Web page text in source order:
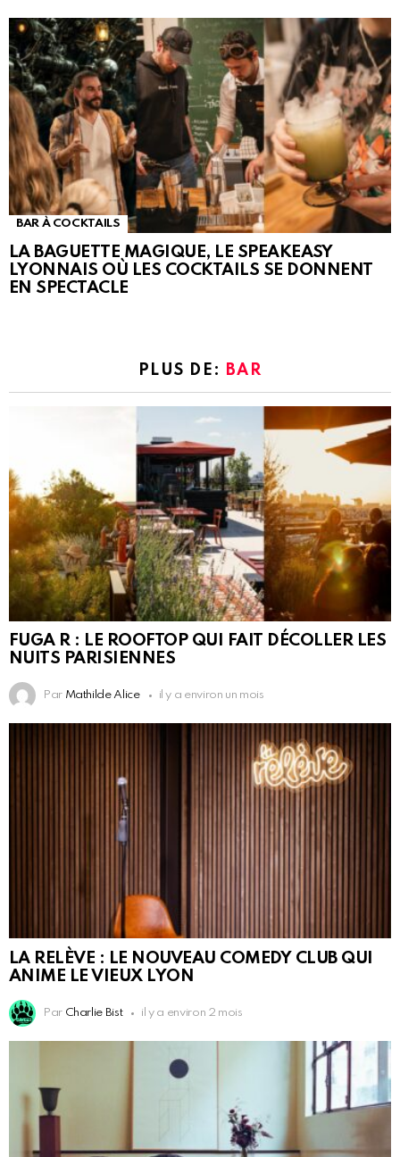
BAR À COCKTAILS
LA BAGUETTE MAGIQUE, LE SPEAKEASY
LYONNAIS OÙ LES COCKTAILS SE DONNENT
EN SPECTACLE
PLUS DE: BAR
FUGA R : LE ROOFTOP QUI FAIT DÉCOLLER LES
NUITS PARISIENNES
Par Mathilde Alice il y a environ un mois
LA RELÈVE : LE NOUVEAU COMEDY CLUB QUI
ANIME LE VIEUX LYON
Par Charlie Bist il y a environ 2 mois